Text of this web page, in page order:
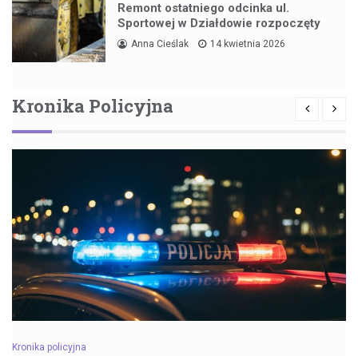
Remont ostatniego odcinka ul.
Sportowej w Działdowie rozpoczęty
Anna Cieślak 14 kwietnia 2026
Kronika Policyjna
Kronika policyjna